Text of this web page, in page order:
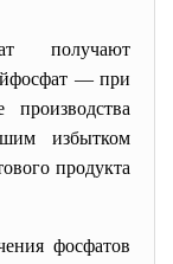
получают
— при
избытком
продукта
фосфатов